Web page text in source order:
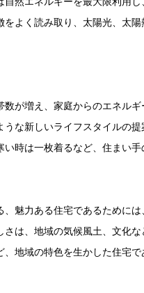
よく読み取り、太陽光、太
が増え、家庭からのエネル
な新しいライフスタイルの
時は一枚着るなど、住まい手
魅力ある住宅であるために
は、地域の気候風土、文化
地域の特色を生かした住宅